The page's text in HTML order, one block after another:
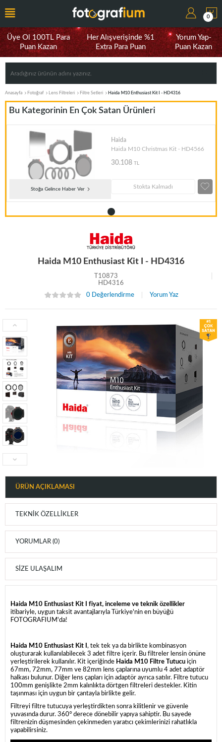
0
Üye Ol 100TL Para
Puan Kazan
Her Alışverişinde %1
Extra Para Puan
Yorum Yap-
Puan Kazan
Anasayfa Fotoğraf Lens Filtreleri Filtre Setleri Haida M10 Enthusiast Kit I - HD4316
Bu Kategorinin En Çok Satan Ürünleri
Stoğa Gelince Haber Ver
Haida
Haida M10 Christmas Kit - HD4566
30.108 TL
Stokta Kalmadı
Haida M10 Enthusiast Kit I - HD4316
T10873
HD4316
0 Değerlendirme
Yorum Yaz
ÜRÜN AÇIKLAMASI
TEKNIK ÖZELLIKLER
YORUMLAR (0)
SIZE ULAŞALIM
Haida M10 Enthusiast Kit I fiyat, inceleme ve teknik özellikler
itibariyle, uygun taksit avantajlarıyla Türkiye'nin en büyüğü
FOTOGRAFIUM'da!
Haida M10 Enthusiast Kit I , tek tek ya da birlikte kombinasyon
oluşturarak kullanılabilecek 3 adet filtre içerir. Bu filtreler lensin önüne
yerleştirilerek kullanılır. Kit içeriğinde Haida M10 Filtre Tutucu için
67mm, 72mm, 77mm ve 82mm lens çaplarına uyumlu 4 adet adaptör
halkası bulunur. Diğer lens çapları için adaptör ayrıca satılır. Filtre tutucu
100mm genişlikte 2mm kalınlıkta dörtgen filtreleri destekler. Kitin
taşınması için uygun bir çantayla birlikte gelir.
Filtreyi filtre tutucuya yerleştirdikten sonra kilitlenir ve güvenle
yuvasında durur. 360° derece dönebilir yapıya sahiptir. Bu sayede
filtrenizin düşmesinden çekinmeden yaratıcı çekimlerinizi rahatlıkla
yapabilirsiniz.